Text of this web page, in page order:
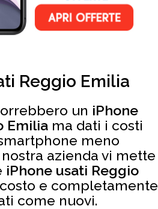
Reggio Emilia
un iPhone
Emiliama dati i costi
meno
azienda vi mette
iPhone usati Reggio
e completamente
come nuovi.